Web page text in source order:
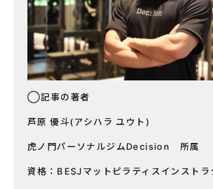
◯記事の著者
芦原 優斗(アシハラ ユウト)
虎ノ門パーソナルジムDecision 所属
資格：BESJマットピラティスインストラ